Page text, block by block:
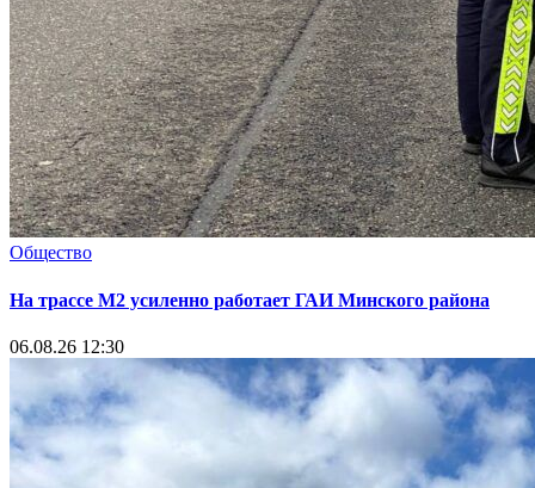
Общество
На трассе М2 усиленно работает ГАИ Минского района
06.08.26 12:30